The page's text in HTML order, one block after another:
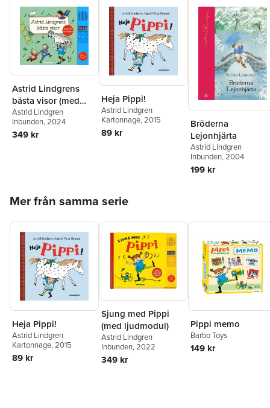
Astrid Lindgrens
bästa visor (med
ljudmodul)
Astrid Lindgren
Inbunden, 2024
349 kr
Heja Pippi!
Astrid Lindgren
Kartonnage, 2015
89 kr
Bröderna
Lejonhjärta
Astrid Lindgren
Inbunden, 2004
199 kr
Mer från samma serie
Heja Pippi!
Astrid Lindgren
Kartonnage, 2015
89 kr
Sjung med Pippi
(med ljudmodul)
Astrid Lindgren
Inbunden, 2022
349 kr
Pippi memo
Barbo Toys
149 kr